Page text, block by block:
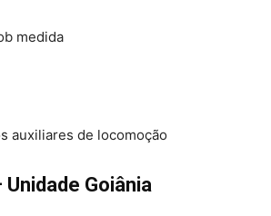
medida
auxiliares de locomoção
Unidade Goiânia